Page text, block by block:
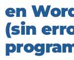
en
(sin